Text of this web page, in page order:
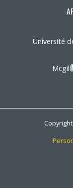
Université
Mcgill